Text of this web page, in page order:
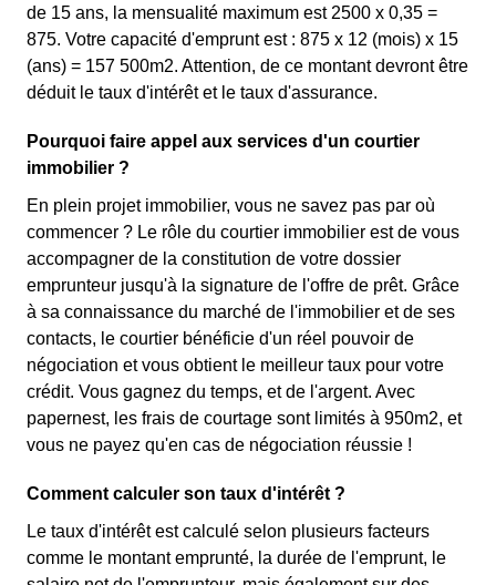
de 15 ans, la mensualité maximum est 2500 x 0,35 =
875. Votre capacité d'emprunt est : 875 x 12 (mois) x 15
(ans) = 157 500m2. Attention, de ce montant devront être
déduit le taux d'intérêt et le taux d'assurance.
Pourquoi faire appel aux services d'un courtier
immobilier ?
En plein projet immobilier, vous ne savez pas par où
commencer ? Le rôle du courtier immobilier est de vous
accompagner de la constitution de votre dossier
emprunteur jusqu'à la signature de l'offre de prêt. Grâce
à sa connaissance du marché de l'immobilier et de ses
contacts, le courtier bénéficie d'un réel pouvoir de
négociation et vous obtient le meilleur taux pour votre
crédit. Vous gagnez du temps, et de l'argent. Avec
papernest, les frais de courtage sont limités à 950m2, et
vous ne payez qu'en cas de négociation réussie !
Comment calculer son taux d'intérêt ?
Le taux d'intérêt est calculé selon plusieurs facteurs
comme le montant emprunté, la durée de l'emprunt, le